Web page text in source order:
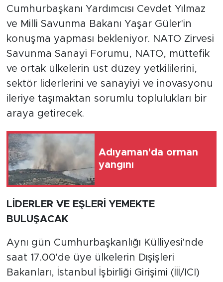
Cumhurbaşkanı Yardımcısı Cevdet Yılmaz
ve Milli Savunma Bakanı Yaşar Güler'in
konuşma yapması bekleniyor. NATO Zirvesi
Savunma Sanayi Forumu, NATO, müttefik
ve ortak ülkelerin üst düzey yetkililerini,
sektör liderlerini ve sanayiyi ve inovasyonu
ileriye taşımaktan sorumlu toplulukları bir
araya getirecek.
Adıyaman'da orman
yangını
LİDERLER VE EŞLERİ YEMEKTE
BULUŞACAK
Aynı gün Cumhurbaşkanlığı Külliyesi'nde
saat 17.00'de üye ülkelerin Dışişleri
Bakanları, İstanbul İşbirliği Girişimi (İİİ/ICI)